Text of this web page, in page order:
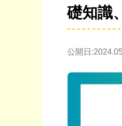
礎知識
公開日